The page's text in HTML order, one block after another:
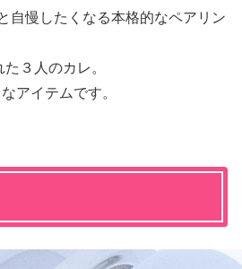
自慢したくなる本格的なペアリン
３人のカレ。
アイテムです。